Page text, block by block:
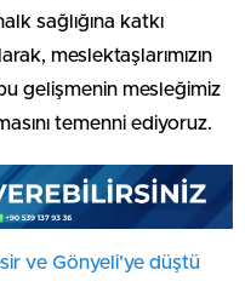
sağlığına katkı
meslektaşlarımızın
bu gelişmenin mesleğimiz
temenni ediyoruz.
ve Gönyeli’ye düştü